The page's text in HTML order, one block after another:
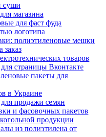
суши
магазина
для фаст фуда
логотипа
полиэтиленовые мешки
заказ
товаров
страницы Вконтакте
пакеты для
в Украине
продажи семян
и фасовочных пакетов
продукции
из полиэтилена от